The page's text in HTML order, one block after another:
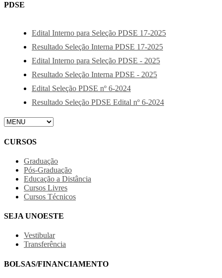
PDSE
Edital Interno para Seleção PDSE 17-2025
Resultado Seleção Interna PDSE 17-2025
Edital Interno para Seleção PDSE - 2025
Resultado Seleção Interna PDSE - 2025
Edital Seleção PDSE nº 6-2024
Resultado Seleção PDSE Edital nº 6-2024
CURSOS
Graduação
Pós-Graduação
Educação a Distância
Cursos Livres
Cursos Técnicos
SEJA UNOESTE
Vestibular
Transferência
BOLSAS/FINANCIAMENTO